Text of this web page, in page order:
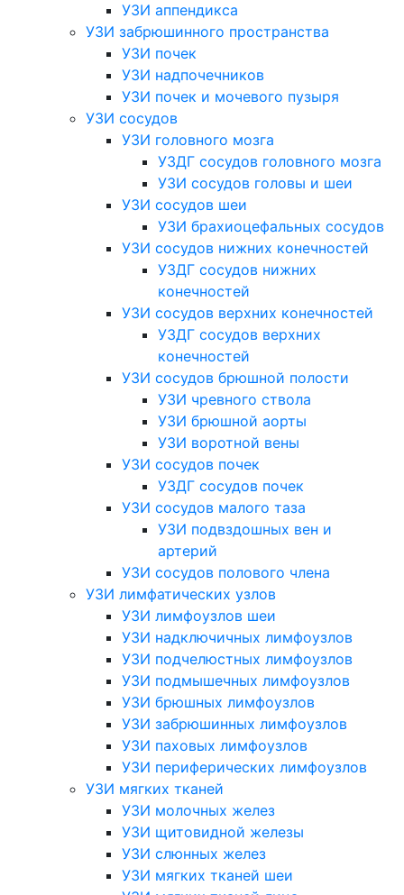
УЗИ аппендикса
УЗИ забрюшинного пространства
УЗИ почек
УЗИ надпочечников
УЗИ почек и мочевого пузыря
УЗИ сосудов
УЗИ головного мозга
УЗДГ сосудов головного мозга
УЗИ сосудов головы и шеи
УЗИ сосудов шеи
УЗИ брахиоцефальных сосудов
УЗИ сосудов нижних конечностей
УЗДГ сосудов нижних
конечностей
УЗИ сосудов верхних конечностей
УЗДГ сосудов верхних
конечностей
УЗИ сосудов брюшной полости
УЗИ чревного ствола
УЗИ брюшной аорты
УЗИ воротной вены
УЗИ сосудов почек
УЗДГ сосудов почек
УЗИ сосудов малого таза
УЗИ подвздошных вен и
артерий
УЗИ сосудов полового члена
УЗИ лимфатических узлов
УЗИ лимфоузлов шеи
УЗИ надключичных лимфоузлов
УЗИ подчелюстных лимфоузлов
УЗИ подмышечных лимфоузлов
УЗИ брюшных лимфоузлов
УЗИ забрюшинных лимфоузлов
УЗИ паховых лимфоузлов
УЗИ периферических лимфоузлов
УЗИ мягких тканей
УЗИ молочных желез
УЗИ щитовидной железы
УЗИ слюнных желез
УЗИ мягких тканей шеи